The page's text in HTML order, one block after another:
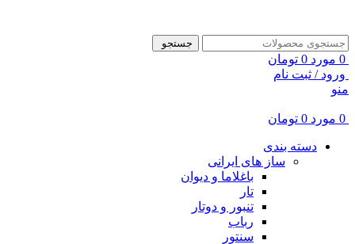
جستجو
0 مورد 0 تومان
ورود / ثبت نام
منو
0 مورد 0 تومان
دسته بندی
ساز های ایرانی
باغلاما و دیوان
تار
تنبور و دوتار
رباب
سنتور